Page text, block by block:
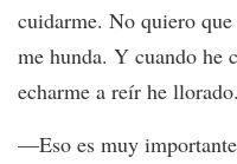
cuidarme. No quiero
me hunda. Y cuando he
echarme a reír he
—Eso es muy